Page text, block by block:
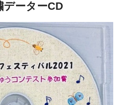
データーCD